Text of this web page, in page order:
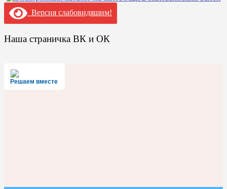
Версия слабовидящим!
Наша страничка ВК и ОК
Решаем вместе